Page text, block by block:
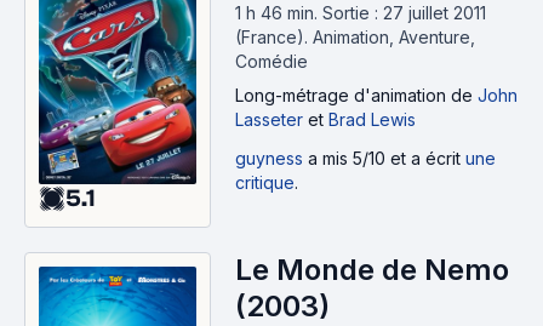
5.1
1 h 46 min. Sortie : 27 juillet 2011
(France). Animation, Aventure,
Comédie
Long-métrage d'animation de John
Lasseter et Brad Lewis
guyness a mis 5/10 et a écrit une
critique.
Le Monde de Nemo
(2003)